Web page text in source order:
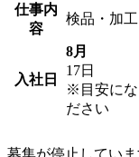
仕事内
容
検品・加
入社日
8月
17日
※目安にな
ださい
募集が停止していま